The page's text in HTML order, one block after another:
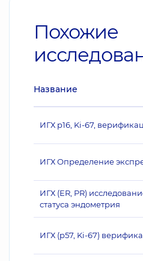
Похожие
Название
ИГХ p16, Ki-67,
ИГХ Определение
ИГХ (ER, PR)
статуса эндометрия
ИГХ (p57, Ki-67)